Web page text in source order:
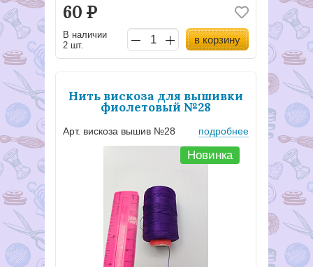
60 Р
В наличии
2 шт.
в корзину
Нить вискоза для вышивки
фиолетовый №28
Арт. вискоза вышив №28 подробнее
Новинка